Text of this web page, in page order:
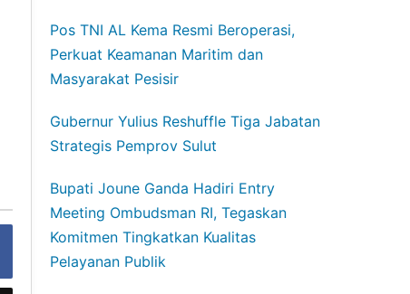
Pos TNI AL Kema Resmi Beroperasi,
Perkuat Keamanan Maritim dan
Masyarakat Pesisir
Gubernur Yulius Reshuffle Tiga Jabatan
Strategis Pemprov Sulut
Bupati Joune Ganda Hadiri Entry
Meeting Ombudsman RI, Tegaskan
Komitmen Tingkatkan Kualitas
Pelayanan Publik